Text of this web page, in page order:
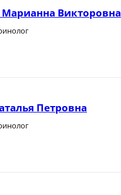
Викторовна
Петровна